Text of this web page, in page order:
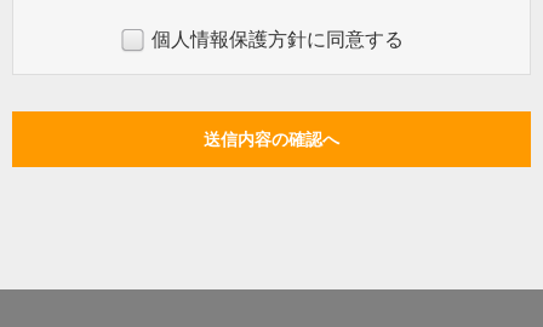
個人情報保護方針に同意する